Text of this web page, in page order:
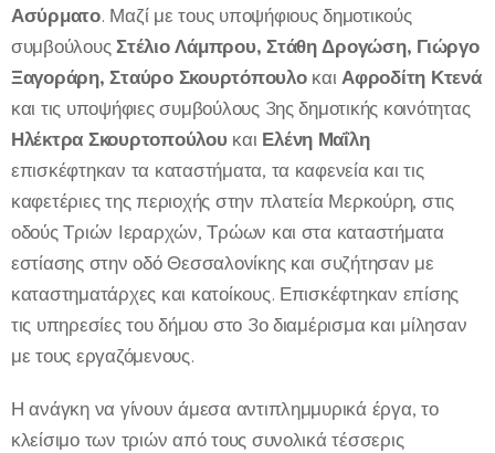
Ασύρματο. Μαζί με τους υποψήφιους δημοτικούς
συμβούλουςΣτέλιο Λάμπρου, Στάθη Δρογώση, Γιώργο
Ξαγοράρη, Σταύρο Σκουρτόπουλο και Αφροδίτη Κτενά
και τις υποψήφιες συμβούλους 3ης δημοτικής κοινότητας
Ηλέκτρα Σκουρτοπούλου και Ελένη Μαΐλη
επισκέφτηκαν τα καταστήματα, τα καφενεία και τις
καφετέριες της περιοχής στην πλατεία Μερκούρη, στις
οδούς Τριών Ιεραρχών, Τρώων και στα καταστήματα
εστίασης στην οδό Θεσσαλονίκης και συζήτησαν με
καταστηματάρχες και κατοίκους. Επισκέφτηκαν επίσης
τις υπηρεσίες του δήμου στο 3ο διαμέρισμα και μίλησαν
με τους εργαζόμενους.
Η ανάγκη να γίνουν άμεσα αντιπλημμυρικά έργα, το
κλείσιμο των τριών από τους συνολικά τέσσερις